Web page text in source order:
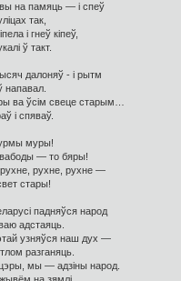
на памяць — і спеў
так,
і гнеў кіпеў,
ў такт.
далоняў - і рытм
напавал.
ва ўсім свеце старым…
і спяваў.
муры!
— то бяры!
рухне, рухне —
стары!
падняўся народ
адстаяць.
узняўся наш дух —
разганяць.
мы — адзіны народ.